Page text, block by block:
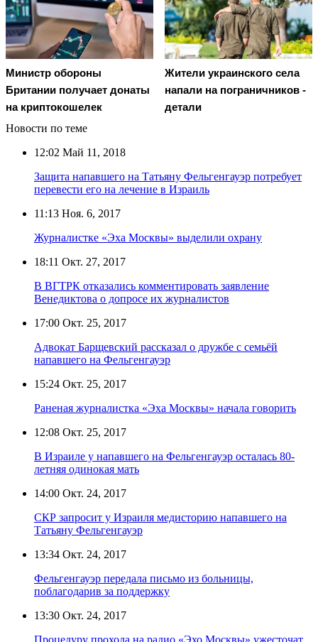
Министр обороны
Британии получает донаты
на криптокошелек
Жители украинского села
напали на пограничников -
детали
Новости по теме
12:02 Май 11, 2018
Защита напавшего на Татьяну Фельгенгауэр потребует
перевести его на лечение в Израиль
11:13 Ноя. 6, 2017
Журналистке «Эха Москвы» выделили охрану
18:11 Окт. 27, 2017
В ВГТРК отказались комментировать заявление
Венедиктова о допросе их журналистов
17:00 Окт. 25, 2017
Адвокат Барщевский рассказал о дружбе с семьёй
напавшего на Фельгенгауэр
15:24 Окт. 25, 2017
Раненая журналистка «Эха Москвы» начала говорить
12:08 Окт. 25, 2017
В Израиле у напавшего на Фельгенгауэр осталась 80-
летняя одинокая мать
14:00 Окт. 24, 2017
СКР запросит у Израиля медисторию напавшего на
Татьяну Фельгенгауэр
13:34 Окт. 24, 2017
Фельгенгауэр передала письмо из больницы,
поблагодарив за поддержку
13:30 Окт. 24, 2017
Процедуру прохода на радио «Эхо Москвы» ужесточат